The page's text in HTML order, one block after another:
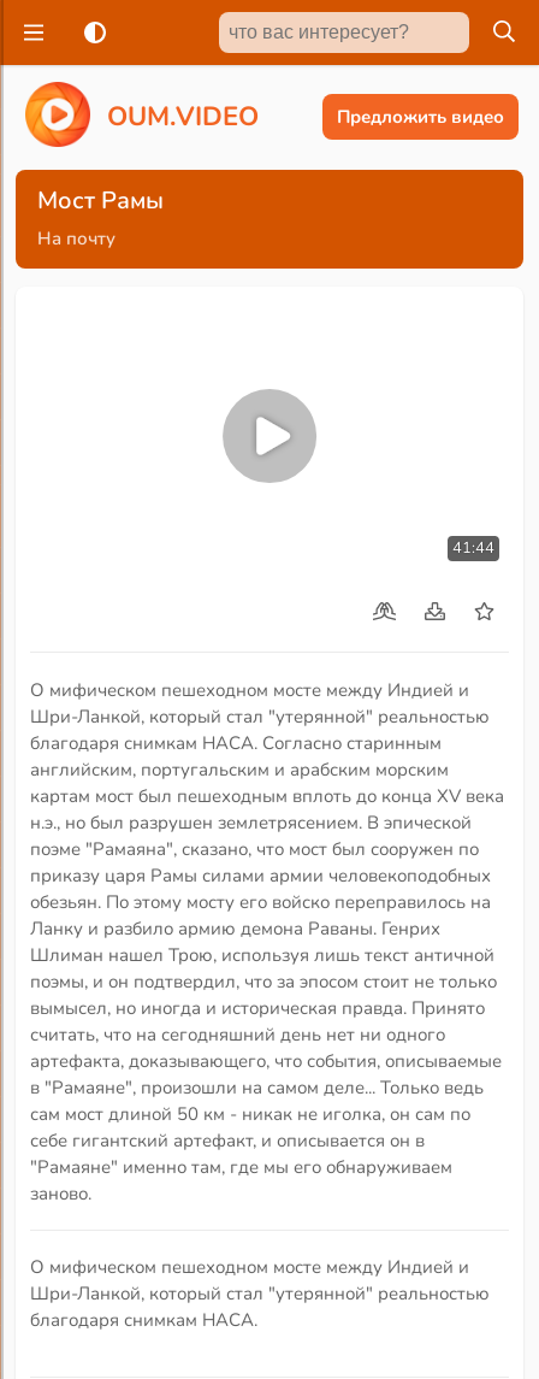
OUM.VIDEO Предложить видео
Мост Рамы
На почту
41:44
О мифическом пешеходном мосте между Индией и
Шри-Ланкой, который стал "утерянной" реальностью
благодаря снимкам НАСА. Согласно старинным
английским, португальским и арабским морским
картам мост был пешеходным вплоть до конца XV века
н.э., но был разрушен землетрясением. В эпической
поэме "Рамаяна", сказано, что мост был сооружен по
приказу царя Рамы силами армии человекоподобных
обезьян. По этому мосту его войско переправилось на
Ланку и разбило армию демона Раваны. Генрих
Шлиман нашел Трою, используя лишь текст античной
поэмы, и он подтвердил, что за эпосом стоит не только
вымысел, но иногда и историческая правда. Принято
считать, что на сегодняшний день нет ни одного
артефакта, доказывающего, что события, описываемые
в "Рамаяне", произошли на самом деле... Только ведь
сам мост длиной 50 км - никак не иголка, он сам по
себе гигантский артефакт, и описывается он в
"Рамаяне" именно там, где мы его обнаруживаем
заново.
О мифическом пешеходном мосте между Индией и
Шри-Ланкой, который стал "утерянной" реальностью
благодаря снимкам НАСА.